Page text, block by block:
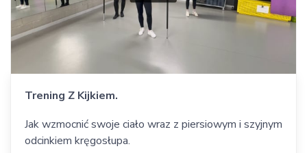
Trening Z Kijkiem.
Jak wzmocnić swoje ciało wraz z piersiowym i szyjnym
odcinkiem kręgosłupa.